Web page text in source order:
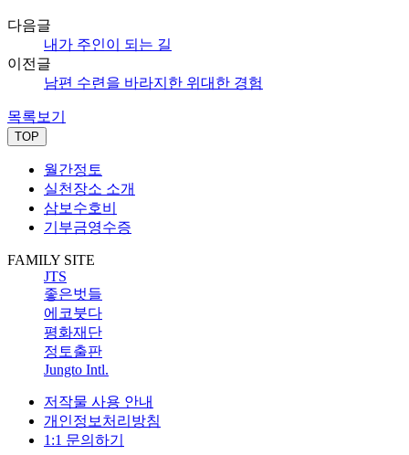
다음글
내가 주인이 되는 길
이전글
남편 수련을 바라지한 위대한 경험
목록보기
TOP
월간정토
실천장소 소개
삼보수호비
기부금영수증
FAMILY SITE
JTS
좋은벗들
에코붓다
평화재단
정토출판
Jungto Intl.
저작물 사용 안내
개인정보처리방침
1:1 문의하기